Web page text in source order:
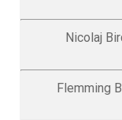
Nicolaj
Flemming